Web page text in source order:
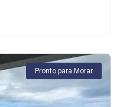
Pronto para Morar